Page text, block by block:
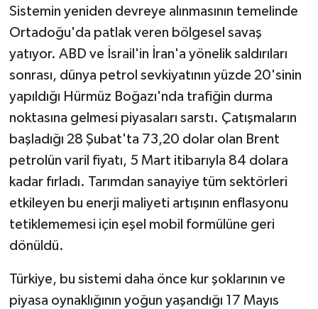
Sistemin yeniden devreye alınmasının temelinde
Ortadoğu'da patlak veren bölgesel savaş
yatıyor. ABD ve İsrail'in İran'a yönelik saldırıları
sonrası, dünya petrol sevkiyatının yüzde 20'sinin
yapıldığı Hürmüz Boğazı'nda trafiğin durma
noktasına gelmesi piyasaları sarstı. Çatışmaların
başladığı 28 Şubat'ta 73,20 dolar olan Brent
petrolün varil fiyatı, 5 Mart itibarıyla 84 dolara
kadar fırladı. Tarımdan sanayiye tüm sektörleri
etkileyen bu enerji maliyeti artışının enflasyonu
tetiklememesi için eşel mobil formülüne geri
dönüldü.
Türkiye, bu sistemi daha önce kur şoklarının ve
piyasa oynaklığının yoğun yaşandığı 17 Mayıs